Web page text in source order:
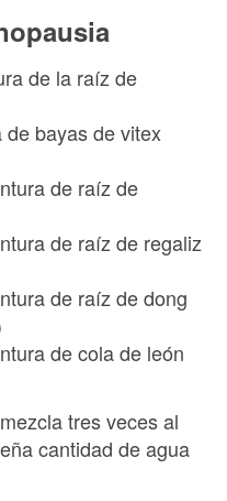
de la raíz de
bayas de vitex
de raíz de
de raíz de regaliz
de raíz de dong
de cola de león
tres veces al
cantidad de agua